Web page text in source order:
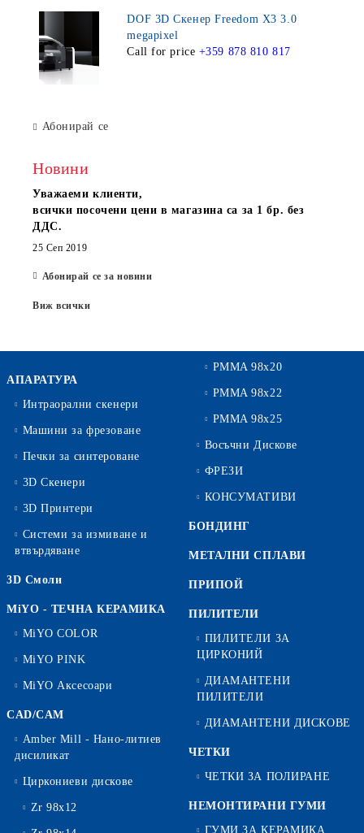
DOF 3D Скенер Freedom X3 3.0
megapixel
Call for price +359 878 810 817
Абонирай се
Новини
Уважаеми клиенти,
всички посочени цени в магазина са за 1 бр. без
ДДС.
25 Сеп 2019
Абонирай се за новини
Виж всички
АПАРАТУРА
Интраорални скенери
Машини за фрезоване
Печки за синтероване
3D Скенери
3D Принтери
Системи за измиване и
втвърдяване
3D Смоли
MiYO - ТЕЧНА КЕРАМИКА
MiYO COLOR
MiYO PINK
MiYO Аксесоари
CAD/CAM
Amber Mill - Нано-литиев
дисиликат
Циркониеви дискове
Zr 98x12
PMMA 98x20
PMMA 98x22
PMMA 98x25
Восъчни Дискове
ФРЕЗИ
КОНСУМАТИВИ
БОНДИНГ
МЕТАЛНИ СПЛАВИ
ПРИПОЙ
ПИЛИТЕЛИ
ПИЛИТЕЛИ ЗА
ЦИРКОНИЙ
ДИАМАНТЕНИ
ПИЛИТЕЛИ
ДИАМАНТЕНИ ДИСКОВЕ
ЧЕТКИ
ЧЕТКИ ЗА ПОЛИРАНЕ
НЕМОНТИРАНИ ГУМИ
ГУМИ ЗА КЕРАМИКА